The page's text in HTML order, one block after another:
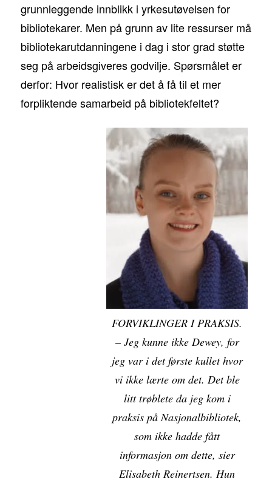
grunnleggende innblikk i yrkesutøvelsen for
bibliotekarer. Men på grunn av lite ressurser må
bibliotekarutdanningene i dag i stor grad støtte
seg på arbeidsgiveres godvilje. Spørsmålet er
derfor: Hvor realistisk er det å få til et mer
forpliktende samarbeid på bibliotekfeltet?
FORVIKLINGER I PRAKSIS.
– Jeg kunne ikke Dewey, for
jeg var i det første kullet hvor
vi ikke lærte om det. Det ble
litt trøblete da jeg kom i
praksis på Nasjonalbibliotek,
som ikke hadde fått
informasjon om dette, sier
Elisabeth Reinertsen. Hun